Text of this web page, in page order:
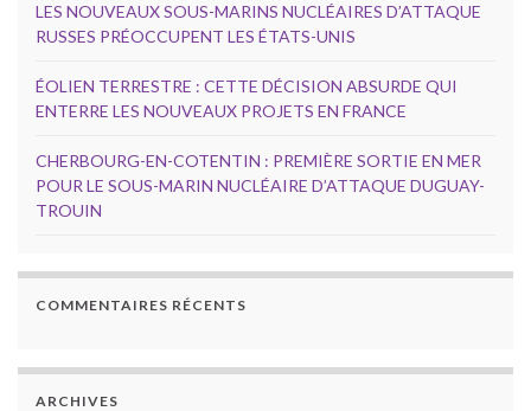
LES NOUVEAUX SOUS-MARINS NUCLÉAIRES D’ATTAQUE
RUSSES PRÉOCCUPENT LES ÉTATS-UNIS
ÉOLIEN TERRESTRE : CETTE DÉCISION ABSURDE QUI
ENTERRE LES NOUVEAUX PROJETS EN FRANCE
CHERBOURG-EN-COTENTIN : PREMIÈRE SORTIE EN MER
POUR LE SOUS-MARIN NUCLÉAIRE D’ATTAQUE DUGUAY-
TROUIN
COMMENTAIRES RÉCENTS
ARCHIVES